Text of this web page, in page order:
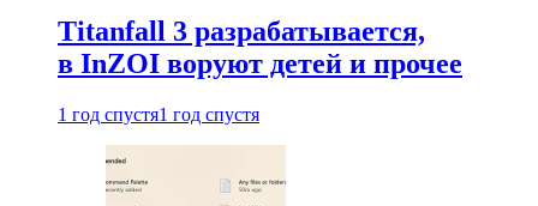
Titanfall 3 разрабатывается,
в InZOI воруют детей и прочее
1 год спустя1 год спустя